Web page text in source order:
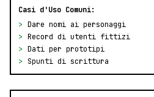
Casi d'Uso Comuni:
> Dare nomi ai personaggi
> Record di utenti fittizi
> Dati per prototipi
>
Spunti di scrittura